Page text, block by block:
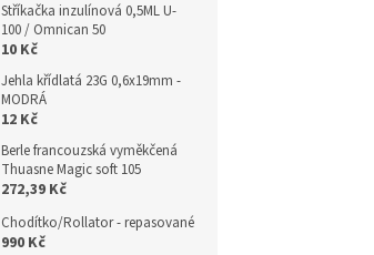
Stříkačka inzulínová 0,5ML U-
100 / Omnican 50
10 Kč
Jehla křídlatá 23G 0,6x19mm -
MODRÁ
12 Kč
Berle francouzská vyměkčená
Thuasne Magic soft 105
272,39 Kč
Chodítko/Rollator - repasované
990 Kč